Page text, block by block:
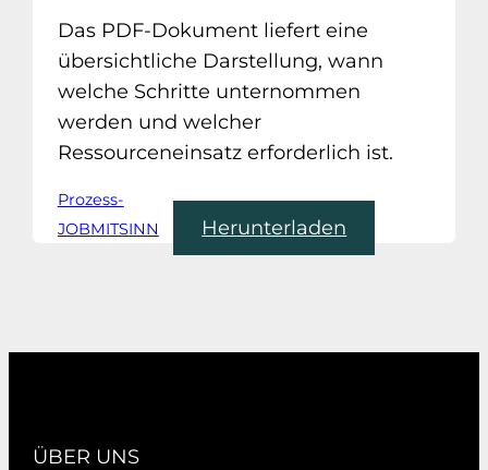
Das PDF-Dokument liefert eine
übersichtliche Darstellung, wann
welche Schritte unternommen
werden und welcher
Ressourceneinsatz erforderlich ist.
Prozess-
JOBMITSINN
Herunterladen
ÜBER UNS